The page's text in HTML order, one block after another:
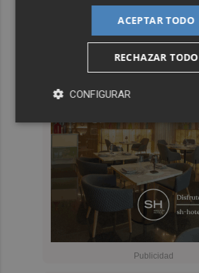
ACEPTAR TODO
RECHAZAR TODO
CONFIGURAR